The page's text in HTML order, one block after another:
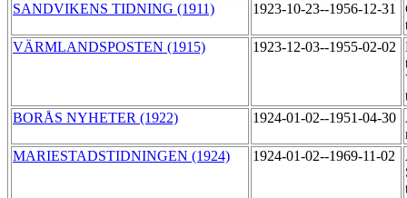
SANDVIKENS TIDNING (1911)
1923-10-23--1956-12-31
VÄRMLANDSPOSTEN (1915)
1923-12-03--1955-02-02
BORÅS NYHETER (1922)
1924-01-02--1951-04-30
MARIESTADSTIDNINGEN (1924)
1924-01-02--1969-11-02